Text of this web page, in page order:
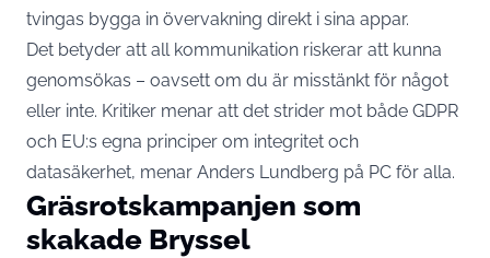
tvingas bygga in övervakning direkt i sina appar.
Det betyder att all kommunikation riskerar att kunna
genomsökas – oavsett om du är misstänkt för något
eller inte. Kritiker menar att det strider mot både GDPR
och EU:s egna principer om integritet och
datasäkerhet, menar Anders Lundberg på PC för alla.
Gräsrotskampanjen som
skakade Bryssel